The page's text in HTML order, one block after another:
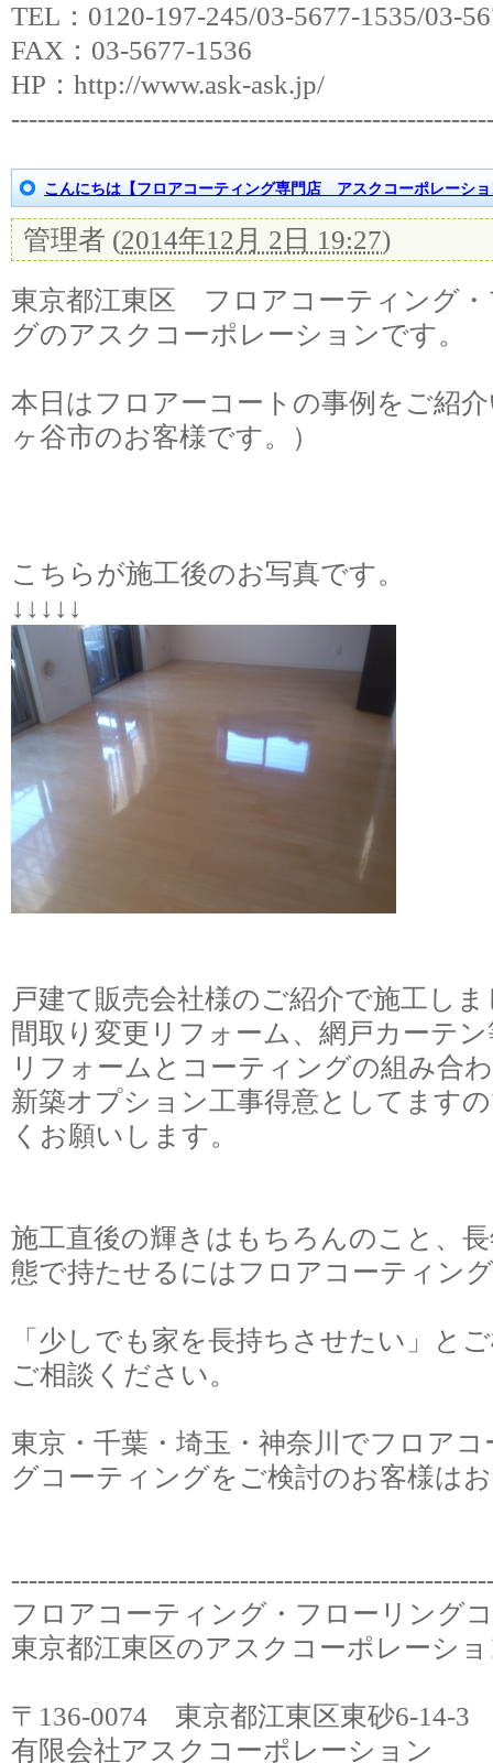
TEL：0120-197-245/03-5677-1535/03-
FAX：03-5677-1536
HP：http://www.ask-ask.jp/
こんにちは【フロアコーティング専門店 アスクコーポレーシ
管理者 (2014年12月 2日 19:27)
東京都江東区 フロアコーティング
グのアスクコーポレーションです。
本日はフロアーコートの事例をご紹
ヶ谷市のお客様です。）
こちらが施工後のお写真です。
↓↓↓↓↓
戸建て販売会社様のご紹介で施工し
間取り変更リフォーム、網戸カーテ
リフォームとコーティングの組み合
新築オプション工事得意としてます
くお願いします。
施工直後の輝きはもちろんのこと、
態で持たせるにはフロアコーティン
「少しでも家を長持ちさせたい」と
ご相談ください。
東京・千葉・埼玉・神奈川でフロア
グコーティングをご検討のお客様は
フロアコーティング・フローリング
東京都江東区のアスクコーポレーシ
〒136-0074 東京都江東区東砂6-14-3
有限会社アスクコーポレーション